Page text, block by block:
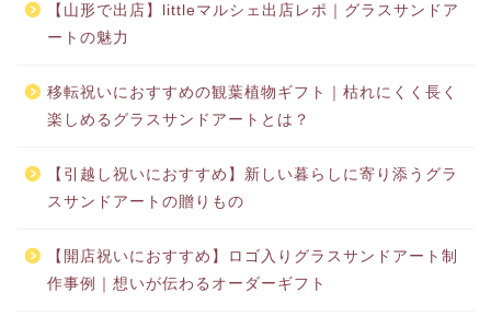
【山形で出店】littleマルシェ出店レポ｜グラスサンドア
ートの魅力
移転祝いにおすすめの観葉植物ギフト｜枯れにくく長く
楽しめるグラスサンドアートとは？
【引越し祝いにおすすめ】新しい暮らしに寄り添うグラ
スサンドアートの贈りもの
【開店祝いにおすすめ】ロゴ入りグラスサンドアート制
作事例｜想いが伝わるオーダーギフト